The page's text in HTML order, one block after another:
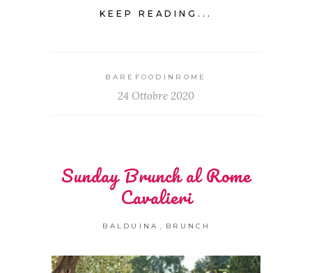
KEEP READING...
BAREFOODINROME
24 Ottobre 2020
Sunday Brunch al Rome
Cavalieri
BALDUINA , BRUNCH